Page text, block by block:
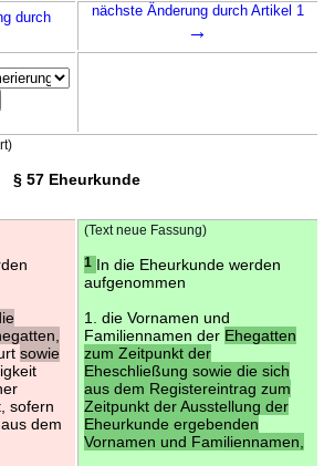
durch
nächste Änderung durch Artikel 1
→
§ 57 Eheurkunde
sowie
sofern
dem
(Text neue Fassung)
1 In die Eheurkunde werden
aufgenommen
1. die Vornamen und
Familiennamen der Ehegatten
zum Zeitpunkt der
Eheschließung sowie die sich
aus dem Registereintrag zum
Zeitpunkt der Ausstellung der
Eheurkunde ergebenden
Vornamen und Familiennamen,